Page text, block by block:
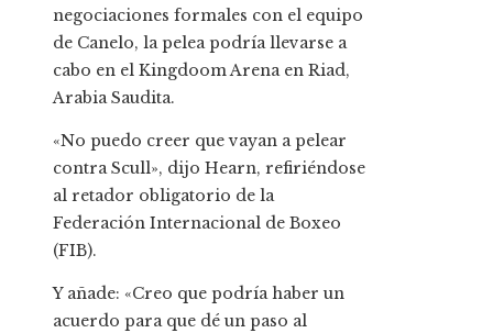
negociaciones formales con el equipo
de Canelo, la pelea podría llevarse a
cabo en el Kingdoom Arena en Riad,
Arabia Saudita.
«No puedo creer que vayan a pelear
contra Scull», dijo Hearn, refiriéndose
al retador obligatorio de la
Federación Internacional de Boxeo
(FIB).
Y añade: «Creo que podría haber un
acuerdo para que dé un paso al